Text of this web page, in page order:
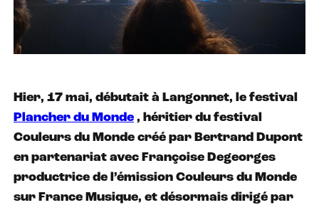
Hier, 17 mai, débutait à Langonnet, le festival
Plancher du Monde , héritier du festival
Couleurs du Monde créé par Bertrand Dupont
en partenariat avec Françoise Degeorges
productrice de l’émission Couleurs du Monde
sur France Musique, et désormais dirigé par